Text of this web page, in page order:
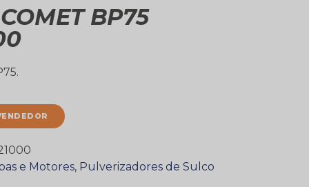
BP75
e Motores, Pulverizadores de Sulco